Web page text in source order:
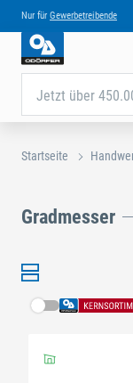
Nur für Gewerbetreibende
Jetzt über
Startseite
Gradmesser